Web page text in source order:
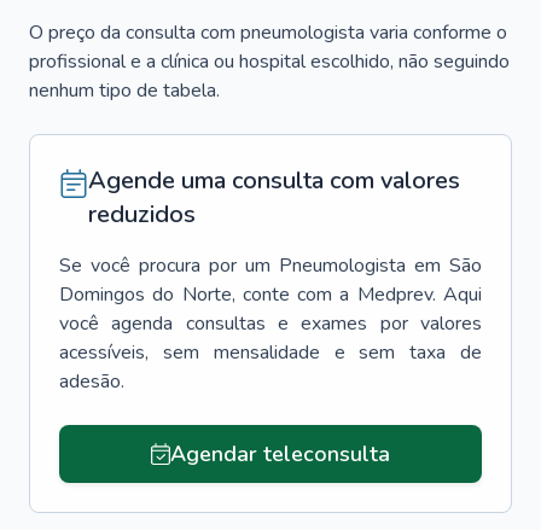
O preço da consulta com pneumologista varia conforme o
profissional e a clínica ou hospital escolhido, não seguindo
nenhum tipo de tabela.
Agende uma consulta com valores
reduzidos
Se você procura por um Pneumologista em São
Domingos do Norte, conte com a Medprev. Aqui
você agenda consultas e exames por valores
acessíveis, sem mensalidade e sem taxa de
adesão.
Agendar teleconsulta